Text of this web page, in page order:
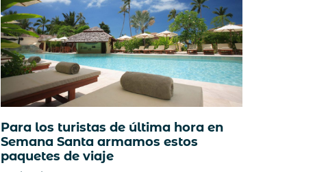
Para los turistas de última hora en
Semana Santa armamos estos
paquetes de viaje